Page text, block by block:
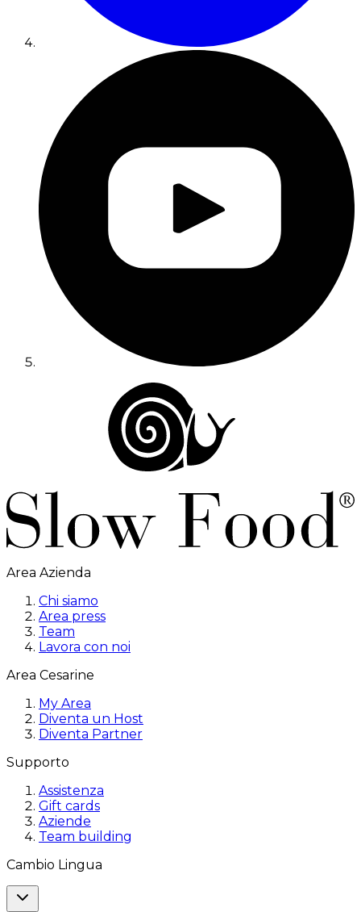
Area Azienda
Chi siamo
Area press
Team
Lavora con noi
Area Cesarine
My Area
Diventa un Host
Diventa Partner
Supporto
Assistenza
Gift cards
Aziende
Team building
Cambio Lingua